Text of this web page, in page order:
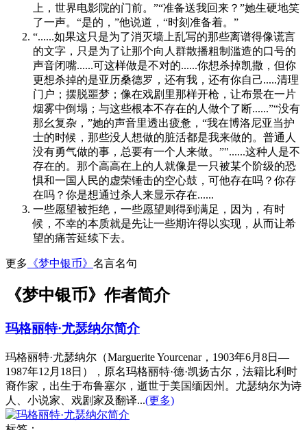
上，世界电影院的门前。”“准备送我回来？”她生硬地笑
了一声。“是的，”他说道，“时刻准备着。”
“......如果这只是为了消灭墙上乱写的那些离谱得像谎言
的文字，只是为了让那个向人群散播粗制滥造的口号的
声音闭嘴......可这样做是不对的......你想杀掉凯撒，但你
更想杀掉的是亚历桑德罗，还有我，还有你自己.....清理
门户；摆脱噩梦；像在戏剧里那样开枪，让布景在一片
烟雾中倒塌；与这些根本不存在的人做个了断......”“没有
那幺复杂，”她的声音里透出疲惫，“我在博洛尼亚当护
士的时候，那些没人想做的脏活都是我来做的。普通人
没有勇气做的事，总要有一个人来做。”"......这种人是不
存在的。那个高高在上的人就像是一只被某个阶级的恐
惧和一国人民的虚荣锤击的空心鼓，可他存在吗？你存
在吗？你是想通过杀人来显示存在......
一些愿望被拒绝，一些愿望则得到满足，因为，有时
候，不幸的本质就是先让一些期许得以实现，从而让希
望的痛苦延续下去。
更多 《梦中银币》 名言名句
《梦中银币》作者简介
玛格丽特·尤瑟纳尔简介
玛格丽特·尤瑟纳尔（Marguerite Yourcenar，1903年6月8日—
1987年12月18日），原名玛格丽特·德·凯扬古尔，法籍比利时
裔作家，出生于布鲁塞尔，逝世于美国缅因州。尤瑟纳尔为诗
人、小说家、戏剧家及翻译...(更多)